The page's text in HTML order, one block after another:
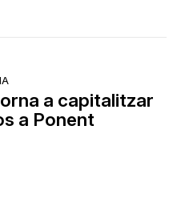
a capitalitzar
a Ponent